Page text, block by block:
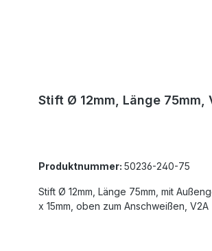
Stift Ø 12mm, Länge 75mm,
Produktnummer: 50236-240-75
Stift Ø 12mm, Länge 75mm, mit
x 15mm, oben zum Anschweißen, V2A